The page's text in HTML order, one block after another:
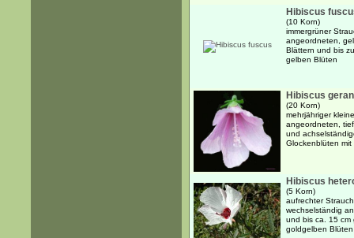
Hibiscus
(10 Korn)
immergrüner
angeordneten,
Blättern und bis
gelben Blüten
Hibiscus
(20 Korn)
mehrjähriger
angeordneten,
und
Glockenblüten
Hibiscus
(5 Korn)
aufrechter
wechselständig
und bis ca. 15 cm
goldgelben